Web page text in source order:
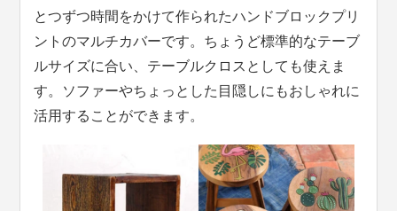
とつずつ時間をかけて作られたハンドブロックプリ
ントのマルチカバーです。ちょうど標準的なテーブ
ルサイズに合い、テーブルクロスとしても使えま
す。ソファーやちょっとした目隠しにもおしゃれに
活用することができます。